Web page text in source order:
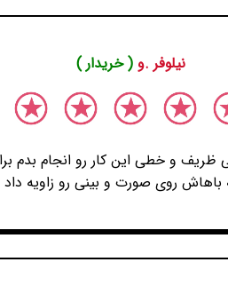
نیلوفر .و( خریدار )
روی صورت و بینی رو زاویه داد